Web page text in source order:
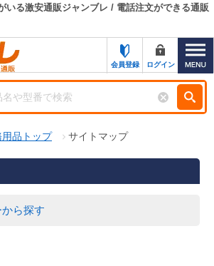
せ
いる激安通販ジャンブレ / 電話注文ができる通販
会員登録 ログイン
品トップ サイトマップ
ら探す